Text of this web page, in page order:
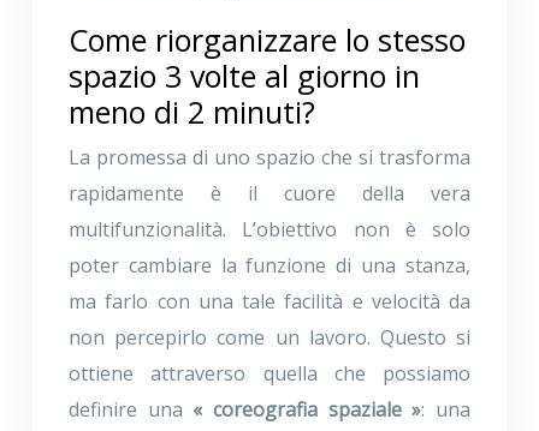
Come riorganizzare lo stesso
spazio 3 volte al giorno in
meno di 2 minuti?
La promessa di uno spazio che si trasforma
rapidamente è il cuore della vera
multifunzionalità. L’obiettivo non è solo
poter cambiare la funzione di una stanza,
ma farlo con una tale facilità e velocità da
non percepirlo come un lavoro. Questo si
ottiene attraverso quella che possiamo
definire una « coreografia spaziale »: una